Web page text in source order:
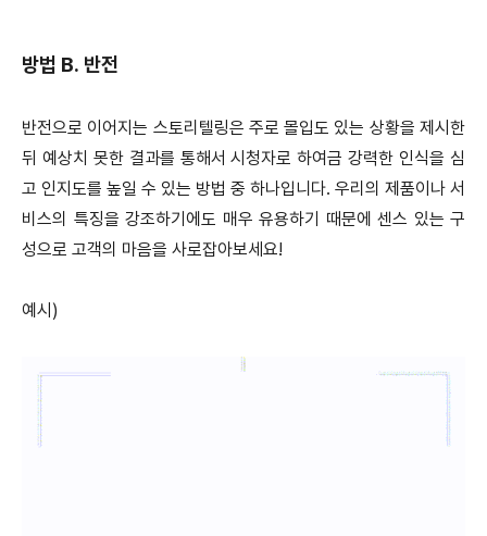
방법 B. 반전
반전으로 이어지는 스토리텔링은 주로 몰입도 있는 상황을 제시한
뒤 예상치 못한 결과를 통해서 시청자로 하여금 강력한 인식을 심
고 인지도를 높일 수 있는 방법 중 하나입니다. 우리의 제품이나 서
비스의 특징을 강조하기에도 매우 유용하기 때문에 센스 있는 구
성으로 고객의 마음을 사로잡아보세요!
예시)